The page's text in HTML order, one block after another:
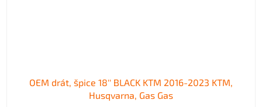
OEM drát, špice 18'' BLACK KTM 2016-2023 KTM,
Husqvarna, Gas Gas